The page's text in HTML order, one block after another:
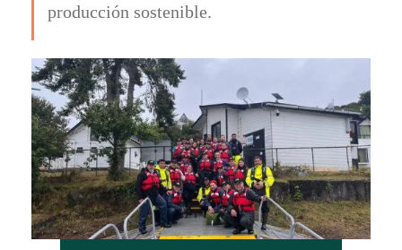
producción sostenible.